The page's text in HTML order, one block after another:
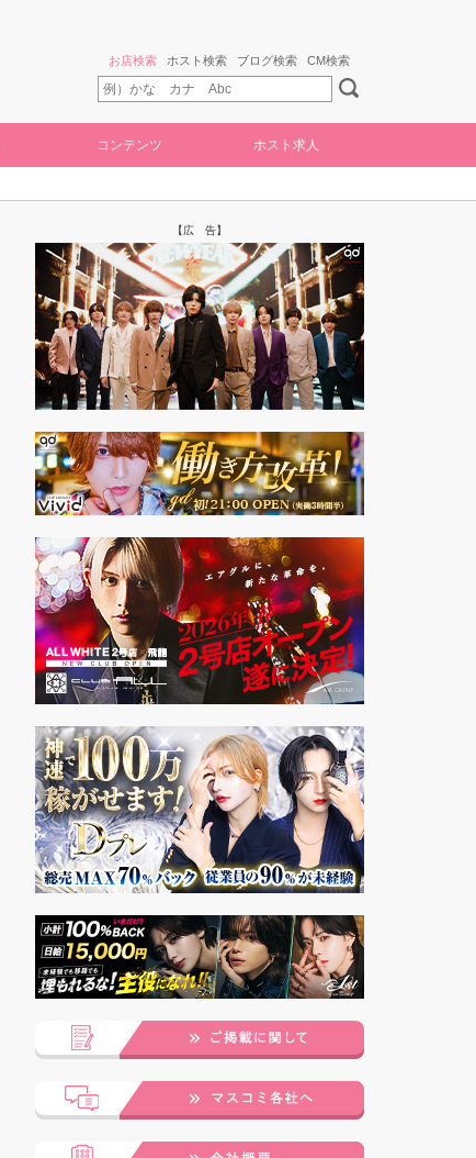
お店検索 ホスト検索 ブログ検索 CM検索
コンテンツ ホスト求人
【広 告】